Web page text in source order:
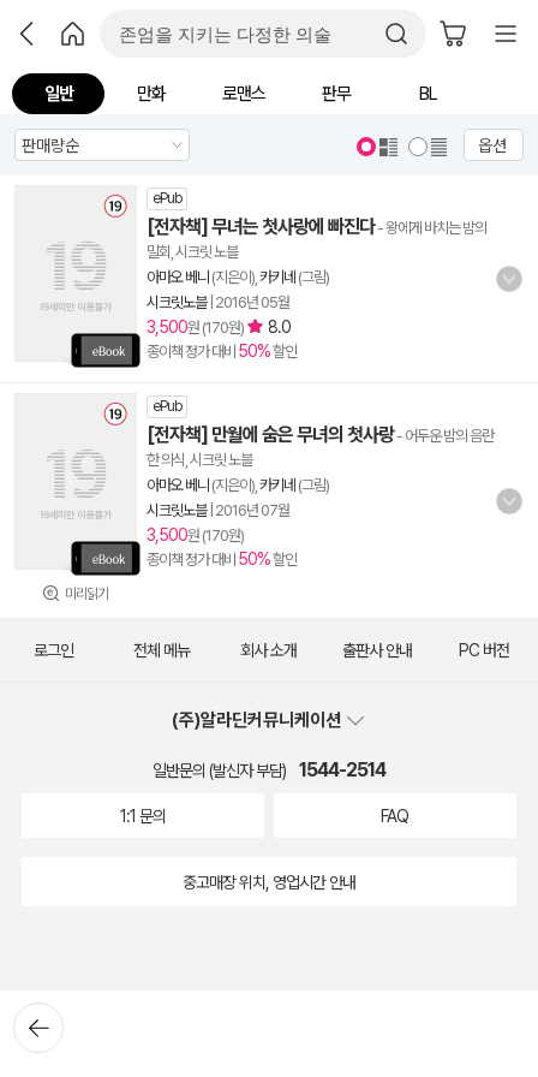
일반 만화 로맨스 판무 BL
옵션
ePub
[전자책] 무녀는 첫사랑에 빠진다- 왕에게 바치는 밤의
밀회, 시크릿 노블
아마오 베니 (지은이), 카키네 (그림)
시크릿노블| 2016년 05월
3,500원 (170원) 8.0
종이책 정가 대비 50%할인
미리읽기
ePub
[전자책] 만월에 숨은 무녀의 첫사랑- 어두운 밤의 음란
한 의식, 시크릿 노블
아마오 베니 (지은이), 카키네 (그림)
시크릿노블| 2016년 07월
3,500원 (170원)
종이책 정가 대비 50%할인
뒤로가
기
로그인 전체 메뉴 회사 소개 출판사 안내 PC 버전
(주)알라딘커뮤니케이션
일반문의 (발신자 부담) 1544-2514
1:1 문의 FAQ
중고매장 위치, 영업시간 안내